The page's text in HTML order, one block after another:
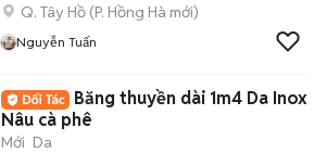
Q. Tây Hồ (P. Hồng Hà mới)
Nguyễn Tuấn
Băng thuyền dài 1m4 Da Inox
Nâu cà phê
Mới Da